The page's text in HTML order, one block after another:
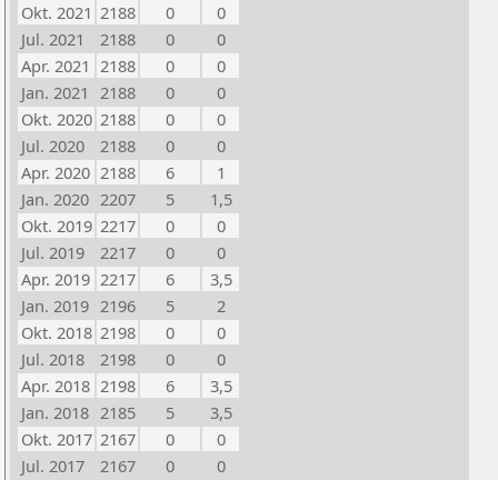
Okt. 2021 2188 0
0
Jul. 2021
2188 0
0
Apr. 2021 2188 0
0
Jan. 2021 2188 0
0
Okt. 2020 2188 0
0
Jul. 2020
2188 0
0
Apr. 2020 2188 6
1
Jan. 2020 2207 5
1,5
Okt. 2019 2217 0
0
Jul. 2019
2217 0
0
Apr. 2019 2217 6
3,5
Jan. 2019 2196 5
2
Okt. 2018 2198 0
0
Jul. 2018
2198 0
0
Apr. 2018 2198 6
3,5
Jan. 2018 2185 5
3,5
Okt. 2017 2167 0
0
Jul. 2017
2167 0
0